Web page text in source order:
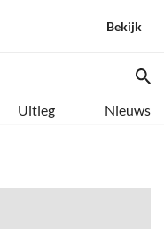
Bekijk
Uitleg Nieuws